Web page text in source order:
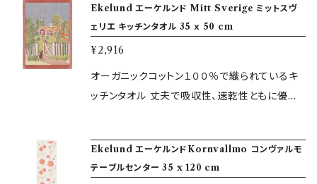
ド製品はすべてオーガニック（無農薬栽培によ
る）の素材を原料にしており、環境負荷のない製
法で製造しています。 小さなお子様から大人ま
で安心してお使いいただけます。
材： オーガニックコットン100% デザイン：Leiif
Holgersson この他、カタログからお選びいた
だいた商品をスウェーデンの工場からのお取り
寄せも行っております。 各種カタログはこちらよ
りご覧いただけます。 https://www.mizuiro-b
は、スウェーデン老舗のテキスタイルブランドで
す。 伝統的な技術をもとに、革新的かつ自由な
Ekelund エーケルンド Mitt Sverige ミットスヴ
ェリエ キッチンタオル 35 ｘ 50 cm
¥2,916
オーガニックコットン１００％で織られているキ
ッチンタオル 丈夫で吸収性、速乾性ともに優れ
えば使うほどに風合いと使いやすさを増し、長く
愛用いただけます。 タペストリーとして壁に飾っ
Ekelund エーケルンドKornvallmo コンヴァルモ
テーブルセンター 35 x 120 cm